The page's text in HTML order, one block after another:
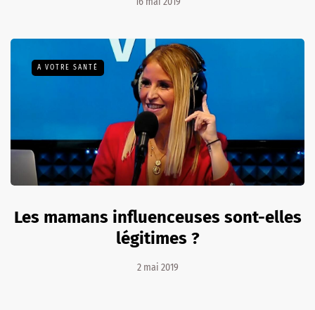
A VOTRE SANTÉ
Les mamans influenceuses sont-elles
légitimes ?
2 mai 2019